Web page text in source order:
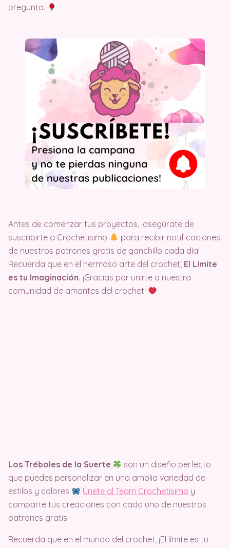
pregunta.
Antes de comenzar tus proyectos, ¡asegúrate de
suscribirte a Crochetisimo
para recibir notificaciones
de nuestros patrones gratis de ganchillo cada día!
Recuerda que en el hermoso arte del crochet, El Límite
es tu Imaginación. ¡Gracias por unirte a nuestra
comunidad de amantes del crochet!
Los Tréboles de la Suerte,
son un diseño perfecto
que puedes personalizar en una amplia variedad de
estilos y colores
Únete al Team Crochetisimo y
comparte tus creaciones con cada uno de nuestros
patrones gratis.
Recuerda que en el mundo del crochet, ¡El límite es tu